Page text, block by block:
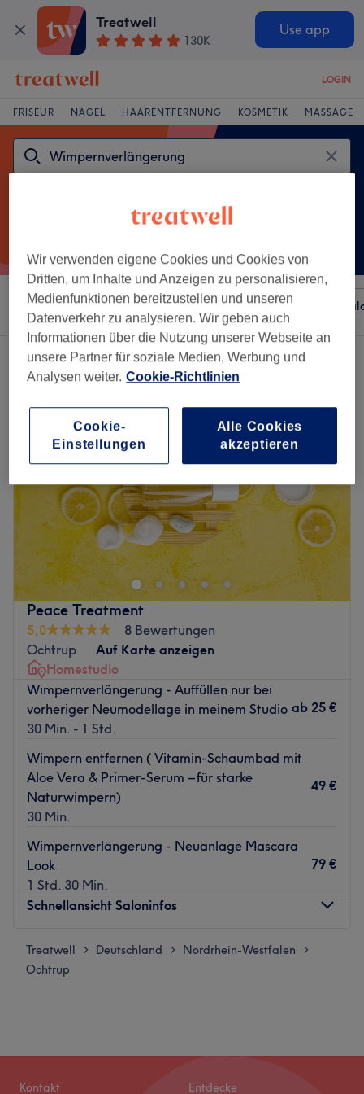
Treatwell
130K
Use app
LOGIN
FRISEUR NÄGEL HAARENTFERNUNG KOSMETIK MASSAGE
Sortieren nach Beliebiger Preis Besonderheiten
Ein Salon, der anbietet:wimpernverlängerung in Ochtrup
Peace Treatment
5,0
8 Bewertungen
Ochtrup
Auf Karte anzeigen
Homestudio
Wimpernverlängerung - Auffüllen nur bei
vorheriger Neumodellage in meinem Studio
30 Min. - 1 Std.
ab 25 €
Wimpern entfernen ( Vitamin-Schaumbad mit
Aloe Vera & Primer-Serum – für starke
Naturwimpern)
30 Min.
49 €
Wimpernverlängerung - Neuanlage Mascara
Look
1 Std. 30 Min.
79 €
Schnellansicht Saloninfos
Montag 09:00–23:00
Dienstag
Treatwell > Deutschland > Nordrhein-Westfalen >
Ochtrup
Kontakt Entdecke
Wir verwenden eigene Cookies und Cookies von
Dritten, um Inhalte und Anzeigen zu personalisieren,
Medienfunktionen bereitzustellen und unseren
Datenverkehr zu analysieren. Wir geben auch
Informationen über die Nutzung unserer Webseite an
unsere Partner für soziale Medien, Werbung und
Analysen weiter. Cookie-Richtlinien
Cookie-
Einstellungen
Alle Cookies
akzeptieren